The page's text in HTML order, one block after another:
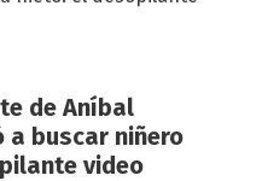
de Aníbal
a buscar niñero
video